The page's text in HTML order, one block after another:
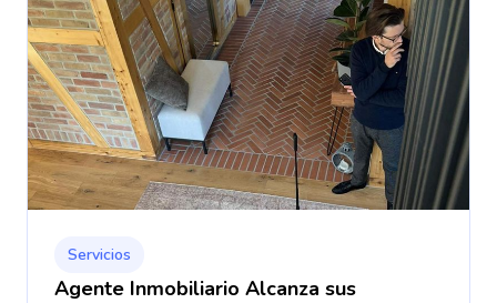
Servicios
Agente Inmobiliario Alcanza sus